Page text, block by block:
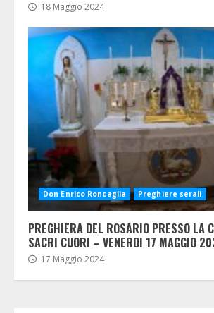
18 Maggio 2024
Don Enrico Roncaglia Preghiere serali
PREGHIERA DEL ROSARIO PRESSO LA
SACRI CUORI – VENERDI 17 MAGGIO
17 Maggio 2024